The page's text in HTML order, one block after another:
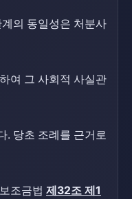
의 동일성은 처분사
여 그 사회적 사실관
. 당초 조례를 근거로
조금법 제32조 제1